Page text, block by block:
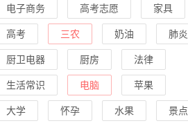
电子商务 高考志愿 家具
高考 三农 奶油 肺炎
厨卫电器 厨房 法律
生活常识 电脑 苹果
大学 怀孕 水果 景点